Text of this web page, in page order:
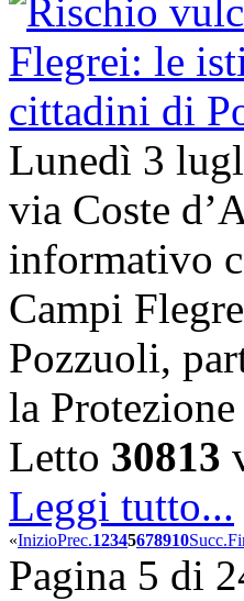
Lunedì 3
via Coste
informativo
Campi
Pozzuoli,
la
Letto 30813
Leggi tutto...
«InizioPrec.12345678910Succ.
Pagina 5 di